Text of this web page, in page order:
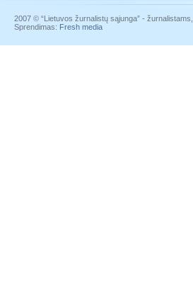
2007 © “Lietuvos žurnalistų sąjunga” -
Sprendimas: Fresh media